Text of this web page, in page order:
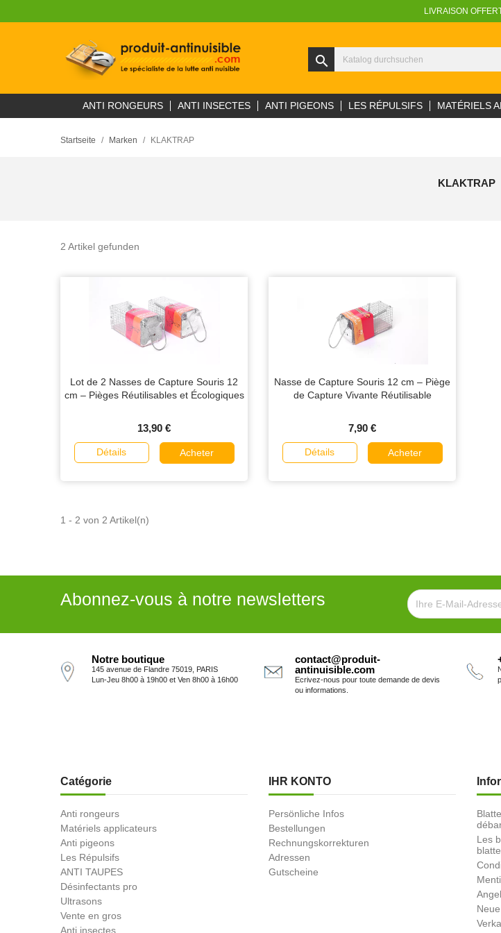
LIVRAISON
search
ANTI RONGEURS ANTI INSECTES ANTI PIGEONS LES RÉPULSIFS MATÉRIELS
Startseite Marken KLAKTRAP
KLAKTRAP
2 Artikel gefunden
Lot de 2 Nasses de Capture Souris 12
cm – Pièges Réutilisables et Écologiques
13,90 €
Détails Acheter
Nasse de Capture Souris 12 cm – Piège
de Capture Vivante Réutilisable
7,90 €
Détails Acheter
1 - 2 von 2 Artikel(n)
Abonnez-vous à notre newsletters
Notre boutique
145 avenue de Flandre 75019, PARIS
Lun-Jeu 8h00 à 19h00 et Ven 8h00 à 16h00
contact@produit-
antinuisible.com
Ecrivez-nous pour toute demande de devis
ou informations.
Catégorie
Anti rongeurs
Matériels applicateurs
Anti pigeons
Les Répulsifs
ANTI TAUPES
Désinfectants pro
Ultrasons
Vente en gros
Anti insectes
IHR KONTO
Persönliche Infos
Bestellungen
Rechnungskorrekturen
Adressen
Gutscheine
Les